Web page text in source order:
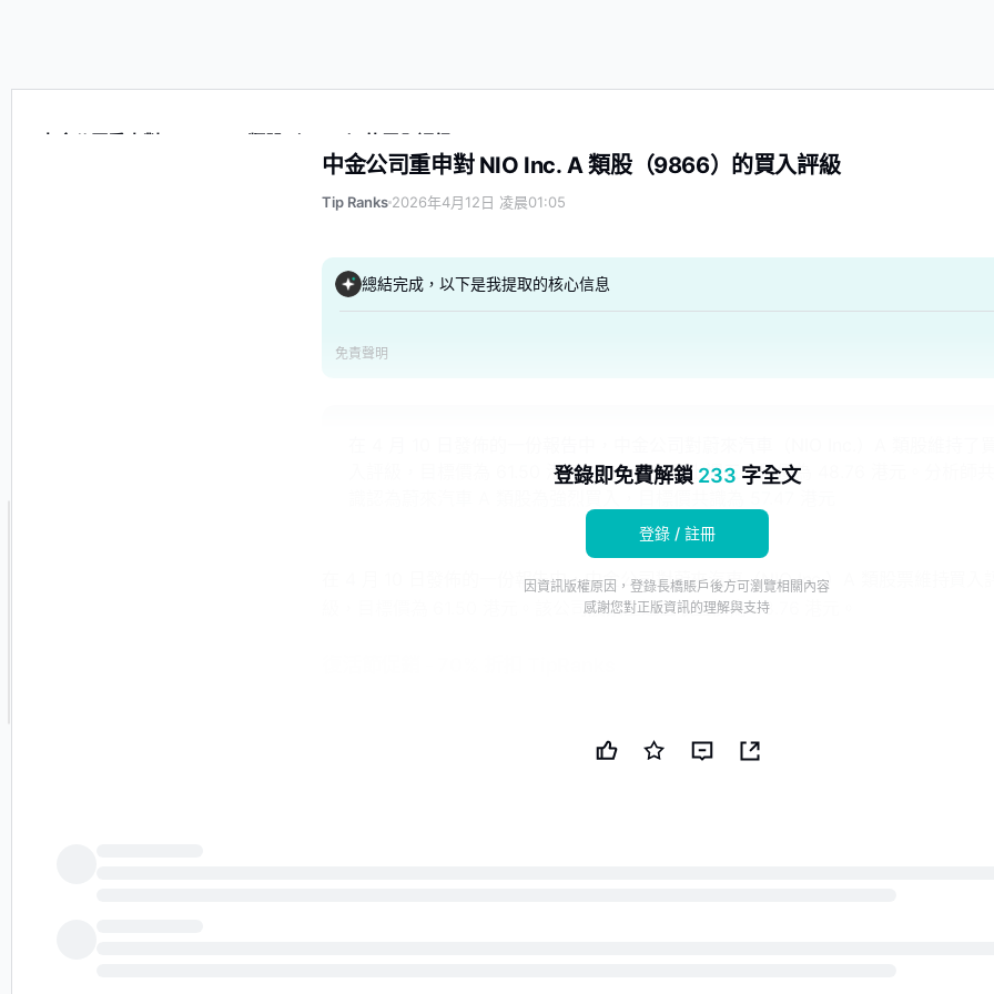
中金公司重申對 NIO Inc. A 類股（9866）的買入評級
中金公司重申對 NIO Inc. A 類股（9866）的買入評級
Tip Ranks 2026年4月12日 凌晨01:05
總結完成，以下是我提取的核心信息
免責聲明
入評級，目標價為 61.50 港元。該公司股票上週五收盤價為 48.76 港元。分析師共
在 4 月 10 日發佈的一份報告中，中金公司對蔚來汽車（NIO Inc.）A 類股票維持買入
級，目標價為 61.50 港元。該公司股票上週五收盤價為 48.76 港元。
發現表現優異的股票投資理念，並升級到市場領先者的投資組合，使用智能投資者
登錄即免費解鎖 233 字全文
登錄 / 註冊
因資訊版權原因，登錄長橋賬戶後方可瀏覽相關內容
感謝您對正版資訊的理解與支持